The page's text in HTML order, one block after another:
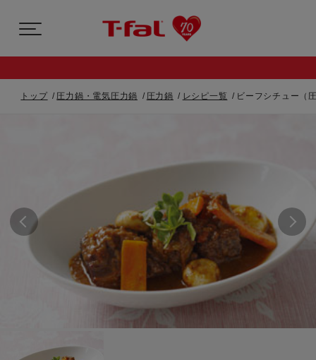
トップ 圧力鍋・電気圧力鍋 圧力鍋 レシピ一覧 ビーフシチュー（